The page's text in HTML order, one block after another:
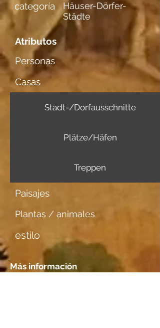
categoría
Häuser-Dörfer-
Städte
Atributos
Personas
Casas
Stadt-/Dorfausschnitte
Plätze/Häfen
Treppen
Paisajes
Plantas / animales
estilo
Más información